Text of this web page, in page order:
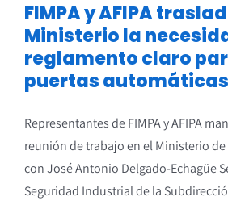
FIMPA y AFIPA
Ministerio la
reglamento claro
puertas automáticas
Representantes de FIMPA y AFIPA
reunión de trabajo en el Ministerio
con José Antonio Delgado-Echagüe
Seguridad Industrial de la